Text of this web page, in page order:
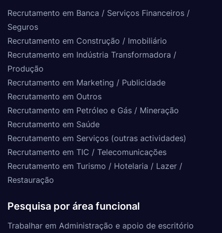
Recrutamento em Banca / Serviços Financeiros /
Seguros
Recrutamento em Construção / Imobiliário
Recrutamento em Indústria Transformadora /
Produção
Recrutamento em Marketing / Publicidade
Recrutamento em Outros
Recrutamento em Petróleo e Gás / Mineração
Recrutamento em Saúde
Recrutamento em Serviços (outras actividades)
Recrutamento em TIC / Telecomunicações
Recrutamento em Turismo / Hotelaria / Lazer /
Restauração
Pesquisa por área funcional
Trabalhar em Administração e apoio de escritório